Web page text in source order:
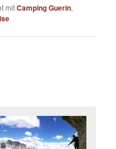
mitCamping Guerin,